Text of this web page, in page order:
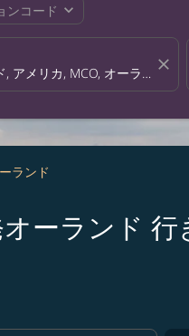
ンコード expand_more
close
ランド
オーランド
以下の個々の日付を操作